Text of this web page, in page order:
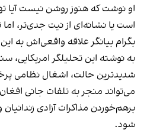
او نوشت که هنوز روشن نیست آیا
است یا نشانه‌ای از نیت جدی‌تر، اما
بگرام بیانگر علاقه واقعی‌اش به
به نوشته این تحلیلگر امریکایی،
شدیدترین حالت، اشغال نظامی
می‌تواند منجر به تلفات جانی
برهم‌خوردن مذاکرات آزادی
شود.